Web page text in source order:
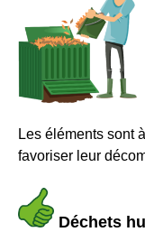
Les éléments sont
favoriser leur
Déchets